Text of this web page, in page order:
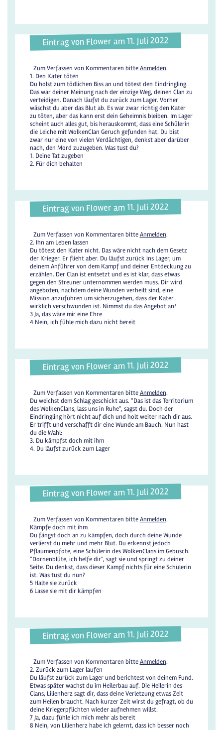
Eintrag von Flower am 11. Juli 2022
Zum Verfassen von Kommentaren bitteAnmelden.
1. Den Kater töten
Du holst zum tödlichen Biss an und tötest den Eindringling.
Das war deiner Meinung nach der einzige Weg, deinen Clan zu
verteidigen. Danach läufst du zurück zum Lager. Vorher
wäschst du aber das Blut ab. Es war zwar richtig den Kater
zu töten, aber das kann erst dein Geheimnis bleiben. Im Lager
scheint auch alles gut, bis herauskommt, dass eine Schülerin
die Leiche mit WolkenClan Geruch gefunden hat. Du bist
zwar nur eine von vielen Verdächtigen, denkst aber darüber
nach, den Mord zuzugeben. Was tust du?
1. Deine Tat zugeben
2. Für dich behalten
Eintrag von Flower am 11. Juli 2022
Zum Verfassen von Kommentaren bitteAnmelden.
2. Ihn am Leben lassen
Du tötest den Kater nicht. Das wäre nicht nach dem Gesetz
der Krieger. Er flieht aber. Du läufst zurück ins Lager, um
deinem Anführer von dem Kampf und deiner Entdeckung zu
erzählen. Der Clan ist entsetzt und es ist klar, dass etwas
gegen den Streuner unternommen werden muss. Dir wird
angeboten, nachdem deine Wunden verheilt sind, eine
Mission anzuführen um sicherzugehen, dass der Kater
wirklich verschwunden ist. Nimmst du das Angebot an?
3 Ja, das wäre mir eine Ehre
4 Nein, ich fühle mich dazu nicht bereit
Eintrag von Flower am 11. Juli 2022
Zum Verfassen von Kommentaren bitteAnmelden.
Du weichst dem Schlag geschickt aus. "Das ist das Territorium
des WolkenClans, lass uns in Ruhe", sagst du. Doch der
Eindringling hört nicht auf dich und holt weiter nach dir aus.
Er trifft und verschafft dir eine Wunde am Bauch. Nun hast
du die Wahl:
3. Du kämpfst doch mit ihm
4. Du läufst zurück zum Lager
Eintrag von Flower am 11. Juli 2022
Zum Verfassen von Kommentaren bitteAnmelden.
Kämpfe doch mit ihm
Du fängst doch an zu kämpfen, doch durch deine Wunde
verlierst du mehr und mehr Blut. Du erkennst jedoch
Pflaumenpfote, eine Schülerin des WolkenClans im Gebüsch.
"Dornenblüte, ich helfe dir", sagt sie und springt zu deiner
Seite. Du denkst, dass dieser Kampf nichts für eine Schülerin
ist. Was tust du nun?
5 Halte sie zurück
6 Lasse sie mit dir kämpfen
Eintrag von Flower am 11. Juli 2022
Zum Verfassen von Kommentaren bitteAnmelden.
2. Zurück zum Lager laufen
Du läufst zurück zum Lager und berichtest von deinem Fund.
Etwas später wachst du im Heilerbau auf. Die Heilerin des
Clans, Lilienherz sagt dir, dass deine Verletzung etwas Zeit
zum Heilen braucht. Nach kurzer Zeit wirst du gefragt, ob du
deine Kriegerpflichten wieder aufnehmen willst.
7 Ja, dazu fühle ich mich mehr als bereit
8 Nein, von Lilienherz habe ich gelernt, dass ich besser noch